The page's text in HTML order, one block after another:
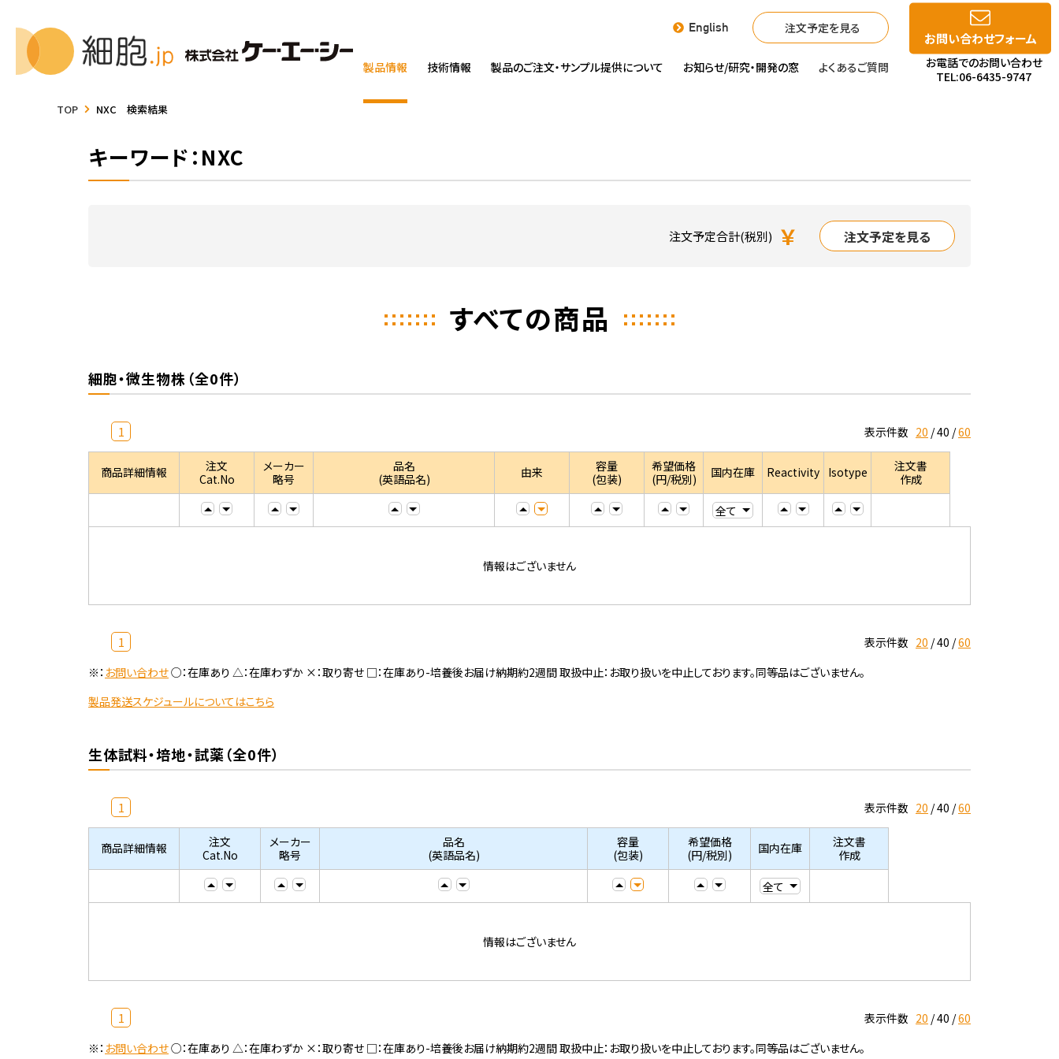
English 注文予定を見る
製品情報 技術情報 製品のご注文・サンプル提供について お知らせ/研究・開発の窓 よくあるご質問
お問い合わせフォーム
お電話でのお問い合わせ
TEL:06-6435-9747
TOP NXC 検索結果
キーワード：NXC
注文予定合計(税別) ￥ 注文予定を見る
すべての商品
細胞・微生物株（全0件）
1 表示件数 20 40 60
商品詳細情報
注文
Cat.No
メーカー
略号
品名
(英語品名)
由来
容量
(包装)
希望価格
(円/税別)
国内在庫 Reactivity Isotype
注文書
作成
情報はございません
1 表示件数 20 40 60
※： お問い合わせ○：在庫あり △：在庫わずか ×：取り寄せ □：在庫あり-培養後お届け納期約2週間 取扱中止：お取り扱いを中止しております。同等品はございません。
製品発送スケジュールについてはこちら
生体試料・培地・試薬（全0件）
1 表示件数 20 40 60
商品詳細情報
注文
Cat.No
メーカー
略号
品名
(英語品名)
容量
(包装)
希望価格
(円/税別)
国内在庫
注文書
作成
情報はございません
1 表示件数 20 40 60
※： お問い合わせ○：在庫あり △：在庫わずか ×：取り寄せ □：在庫あり-培養後お届け納期約2週間 取扱中止：お取り扱いを中止しております。同等品はございません。